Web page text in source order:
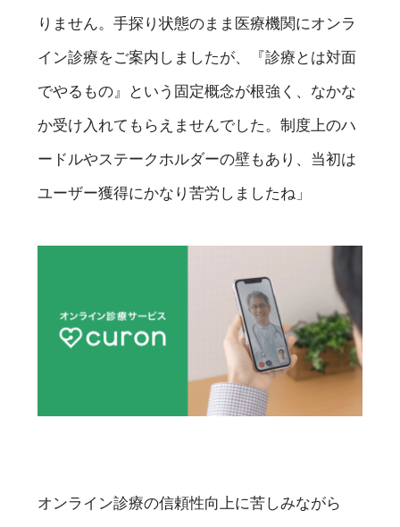
りません。手探り状態のまま医療機関にオンラ
イン診療をご案内しましたが、『診療とは対面
でやるもの』という固定概念が根強く、なかな
か受け入れてもらえませんでした。制度上のハ
ードルやステークホルダーの壁もあり、当初は
ユーザー獲得にかなり苦労しましたね」
オンライン診療の信頼性向上に苦しみながら